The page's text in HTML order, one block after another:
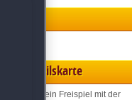
Vorteilskarte
Monat ein Freispiel mit der